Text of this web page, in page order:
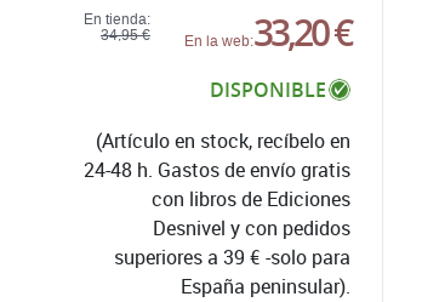
En tienda:
34,95 €
En la web:33,20 €
DISPONIBLE
(Artículo en stock, recíbelo en
24-48 h. Gastos de envío gratis
con libros de Ediciones
Desnivel y con pedidos
superiores a 39 € -solo para
España peninsular).